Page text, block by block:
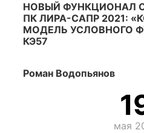
НОВЫЙ ФУНКЦИОНАЛ
ПК ЛИРА-САПР 2021:
МОДЕЛЬ УСЛОВНОГО
КЭ57
Роман Водопьянов
мая